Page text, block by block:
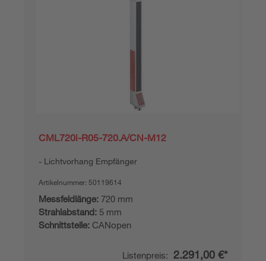
CML720i-R05-720.A/CN-M12
Lichtvorhang Empfänger
Artikelnummer: 50119614
Messfeldlänge: 720 mm
Strahlabstand: 5 mm
Schnittstelle: CANopen
Listenpreis: 2.291,00 €*